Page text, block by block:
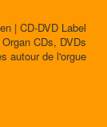
| CD-DVD Label
CDs, DVDs
autour de l'orgue